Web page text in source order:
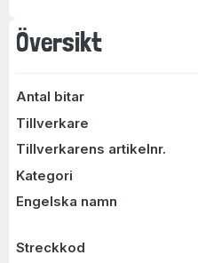
Översikt
Antal bitar
Tillverkare
Tillverkarens artikelnr.
Kategori
Engelska namn
Streckkod